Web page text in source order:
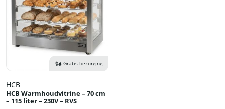
Gratis bezorging
HCB
HCB Warmhoudvitrine – 70 cm
– 115 liter – 230V – RVS